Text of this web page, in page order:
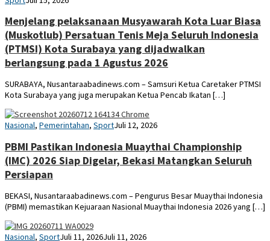
Menjelang pelaksanaan Musyawarah Kota Luar Biasa
(Muskotlub) Persatuan Tenis Meja Seluruh Indonesia
(PTMSI) Kota Surabaya yang dijadwalkan
berlangsung pada 1 Agustus 2026
SURABAYA, Nusantaraabadinews.com – Samsuri Ketua Caretaker PTMSI
Kota Surabaya yang juga merupakan Ketua Pencab Ikatan […]
Nasional, Pemerintahan, SportYUDI
Juli 12, 2026
PBMI Pastikan Indonesia Muaythai Championship
(IMC) 2026 Siap Digelar, Bekasi Matangkan Seluruh
Persiapan
BEKASI, Nusantaraabadinews.com – Pengurus Besar Muaythai Indonesia
(PBMI) memastikan Kejuaraan Nasional Muaythai Indonesia 2026 yang […]
Nasional, SportYUDI
Juli 11, 2026Juli 11, 2026